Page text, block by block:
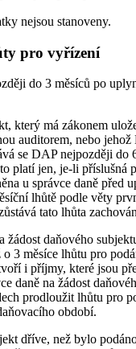
nejsou stanoveny.
pro vyřízení
do 3 měsíců po
který má zákonem
auditorem, nebo jehož
se DAP nejpozději do
platí jen, je-li příslušná
u správce daně před
lhůtě podle věty
tato lhůta
žádost daňového
3 měsíce lhůtu pro
i příjmy, které jsou
daně na žádost
prodloužit lhůtu pro
období.
dříve, než bylo